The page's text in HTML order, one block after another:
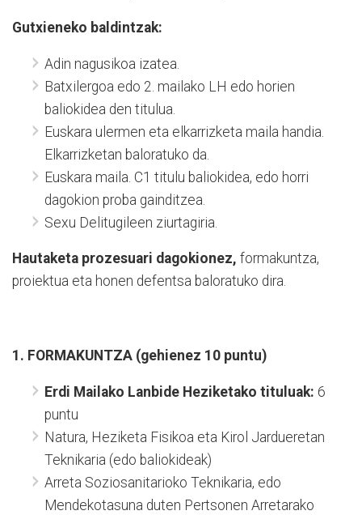
Gutxieneko baldintzak:
Adin nagusikoa izatea.
Batxilergoa edo 2. mailako LH edo horien
baliokidea den titulua.
Euskara ulermen eta elkarrizketa maila handia.
Elkarrizketan baloratuko da.
Euskara maila. C1 titulu baliokidea, edo horri
dagokion proba gainditzea.
Sexu Delitugileen ziurtagiria.
Hautaketa prozesuari dagokionez, formakuntza,
proiektua eta honen defentsa baloratuko dira.
1. FORMAKUNTZA (gehienez 10 puntu)
Erdi Mailako Lanbide Heziketako tituluak: 6
puntu
Natura, Heziketa Fisikoa eta Kirol Jardueretan
Teknikaria (edo baliokideak)
Arreta Soziosanitarioko Teknikaria, edo
Mendekotasuna duten Pertsonen Arretarako